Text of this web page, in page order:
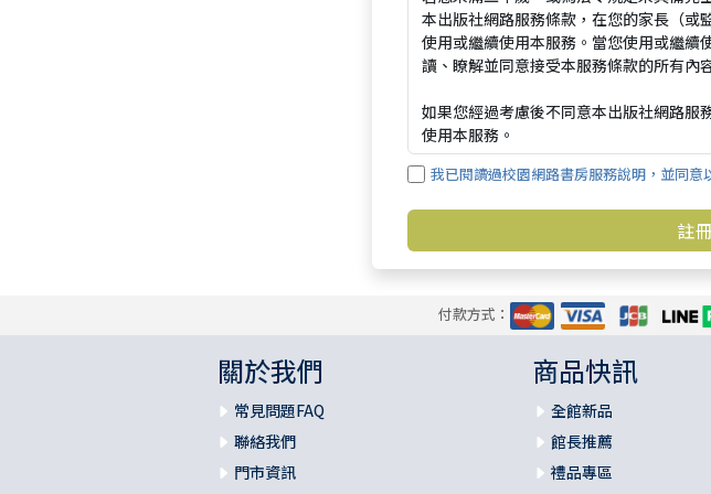
我已閱讀過校園網路書房服務說明，並同意
付款方式：
關於我們
常見問題FAQ
聯絡我們
門市資訊
商品快訊
全館新品
館長推薦
禮品專區